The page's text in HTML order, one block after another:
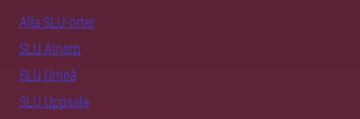
Alla SLU-orter
SLU Alnarp
SLU Umeå
SLU Uppsala